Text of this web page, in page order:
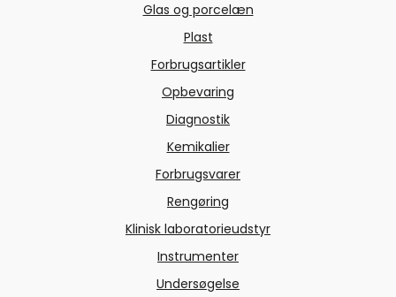
Glas og porcelæn
Plast
Forbrugsartikler
Opbevaring
Diagnostik
Kemikalier
Forbrugsvarer
Rengøring
Klinisk laboratorieudstyr
Instrumenter
Undersøgelse